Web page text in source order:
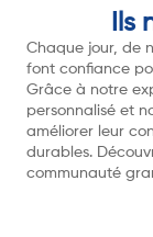
Ils
Chaque jour, de
font confiance
Grâce à notre
personnalisé et
améliorer leur
durables.
communauté